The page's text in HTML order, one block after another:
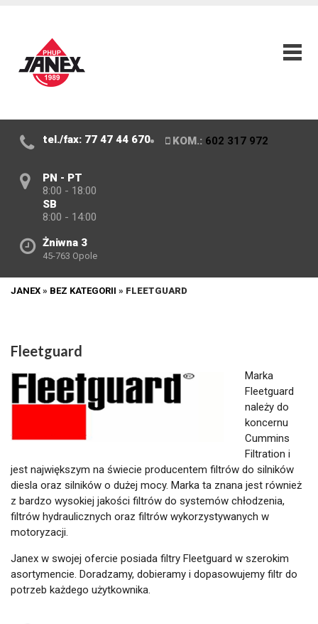
tel./fax: 77 47 44 670 KOM.: 602 317 972
PN - PT
8:00 - 18:00
SB
8:00 - 14:00
Żniwna 3
45-763 Opole
JANEX » BEZ KATEGORII » FLEETGUARD
Fleetguard
Marka
Fleetguard
należy do
koncernu
Cummins
Filtration i
jest największym na świecie producentem filtrów do silników
diesla oraz silników o dużej mocy. Marka ta znana jest również
z bardzo wysokiej jakości filtrów do systemów chłodzenia,
filtrów hydraulicznych oraz filtrów wykorzystywanych w
motoryzacji.
Janex w swojej ofercie posiada filtry Fleetguard w szerokim
asortymencie. Doradzamy, dobieramy i dopasowujemy filtr do
potrzeb każdego użytkownika.